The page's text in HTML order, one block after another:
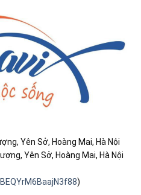
Yên Sở, Hoàng Mai, Hà Nội
Yên Sở, Hoàng Mai, Hà Nội
)